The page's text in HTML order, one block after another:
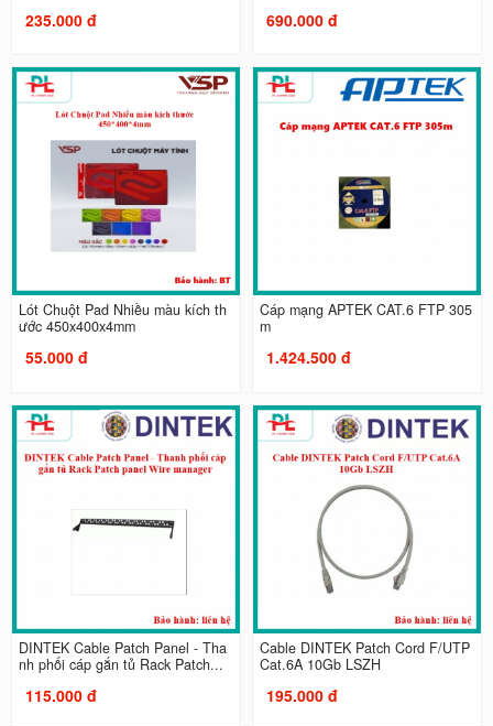
235.000 đ 690.000 đ
Lót Chuột Pad Nhiều màu kích th
ước 450x400x4mm
55.000 đ
Cáp mạng APTEK CAT.6 FTP 305
m
1.424.500 đ
DINTEK Cable Patch Panel - Tha
nh phối cáp gắn tủ Rack Patch...
115.000 đ
Cable DINTEK Patch Cord F/UTP
Cat.6A 10Gb LSZH
195.000 đ